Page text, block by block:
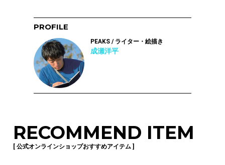
PROFILE
PEAKS / ライター・絵描き
成瀬洋平
RECOMMEND ITEM
[ 公式オンラインショップおすすめアイテム ]